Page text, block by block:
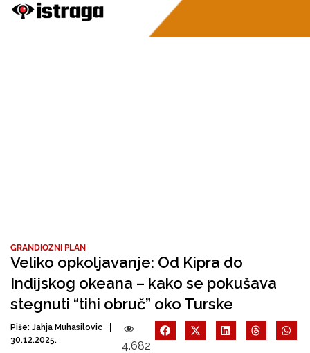
GRANDIOZNI PLAN
Veliko opkoljavanje: Od Kipra do
Indijskog okeana – kako se pokušava
stegnuti “tihi obruč” oko Turske
Piše: Jahja Muhasilovic
30.12.2025.
4.682